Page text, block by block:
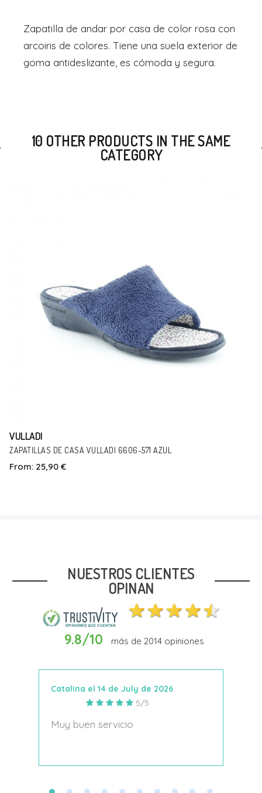
Zapatilla de andar por casa de color rosa con
arcoiris de colores. Tiene una suela exterior de
goma antideslizante, es cómoda y segura.
10 OTHER PRODUCTS IN THE SAME
CATEGORY
VULLADI
ZAPATILLAS DE CASA VULLADI 6606-571 AZUL
From: 25,90 €
NUESTROS CLIENTES
OPINAN
9.8/10 más de 2014opiniones
Catalina el 14 de July de 2026
5/5
Muy buen servicio